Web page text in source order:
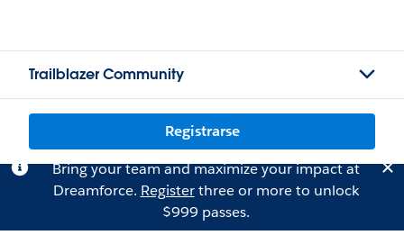
Trailblazer Community
Registrarse
Bring your team and maximize your impact at
Dreamforce. Registerthree or more to unlock
$999 passes.